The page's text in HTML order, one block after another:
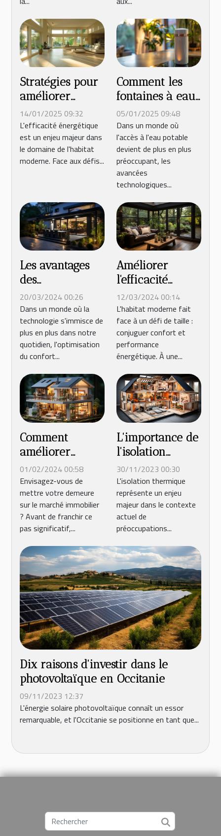
Stratégies pour
améliorer
l'efficacité
énergétique
dans l'habitat
moderne
14/01/2025 09:32
L'efficacité énergétique
est un enjeu majeur dans
le domaine de l'habitat
moderne. Face aux défis...
Comment les
fontaines à eau
atmosphérique
transforment
l'air en eau
potable
05/01/2025 09:48
Dans un monde où
l'accès à l'eau potable
devient de plus en plus
préoccupant, les
avancées
technologiques...
Les avantages
des
automatismes
pour volets
roulants dans le
confort de la
maison
20/03/2024 00:26
Dans un monde où la
technologie s'immisce de
plus en plus dans notre
quotidien, l'optimisation
du confort...
Améliorer
l'efficacité
énergétique de
votre maison
avec le double
vitrage
12/03/2024 00:14
L'habitat moderne fait
face à un défi de taille :
conjuguer confort et
performance
énergétique. À une...
Comment
améliorer
l'efficacité
énergétique de
votre maison
avant de la
vendre
01/02/2024 00:58
Envisagez-vous de
mettre votre demeure
sur le marché immobilier
? Avant de franchir ce
pas significatif,...
L'importance de
l'isolation
thermique dans
la réduction de
la
consommation
énergétique
30/11/2023 00:30
L'isolation thermique
représente un enjeu
majeur dans le contexte
actuel de
préoccupations...
Dix raisons d'investir dans le
photovoltaïque en Occitanie
09/11/2023 12:37
L'énergie solaire photovoltaïque connaît un essor
remarquable, et l'Occitanie se positionne en tant que...